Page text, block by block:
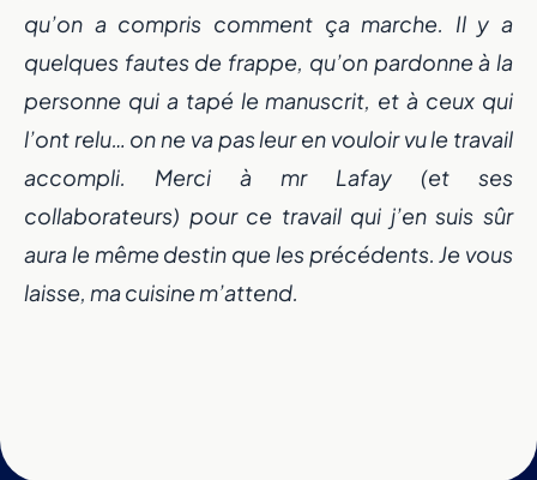
qu’on a compris comment ça marche. Il y a
quelques fautes de frappe, qu’on pardonne à la
personne qui a tapé le manuscrit, et à ceux qui
l’ont relu… on ne va pas leur en vouloir vu le travail
accompli. Merci à mr Lafay (et ses
collaborateurs) pour ce travail qui j’en suis sûr
aura le même destin que les précédents. Je vous
laisse, ma cuisine m’attend.